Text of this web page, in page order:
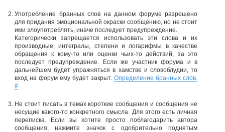
Употребление бранных слов на данном форуме разрешено
для придания эмоциональной окраски сообщению, но не стоит
ими злоупотреблять, иначе последует предупреждение.
Категорически запрещается использовать эти слова и их
производные, интегралы, степени и логарифмы в качестве
обращения к кому-то или оценки чьих-то действий, за это
последует предупреждение. Если же участник форума и в
дальнейшем будет упражняться в хамстве и словоблудии, то
вход на форум ему будет закрыт. Определение бранных слов.
#
Не стоит писать в темах короткие сообщения и сообщения не
несущие какого-то конкретного смысла. Для этого есть личная
переписка. Если вы хотите просто поблагодарить автора
сообщения, нажмите значок с одобрительно поднятым